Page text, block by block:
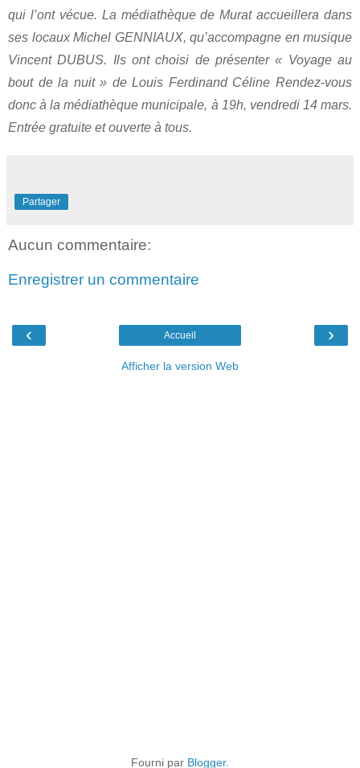
qui l’ont vécue. La médiathèque de Murat accueillera dans
ses locaux Michel GENNIAUX, qu’accompagne en musique
Vincent DUBUS. Ils ont choisi de présenter « Voyage au
bout de la nuit » de Louis Ferdinand Céline Rendez-vous
donc à la médiathèque municipale, à 19h, vendredi 14 mars.
Entrée gratuite et ouverte à tous.
Partager
Aucun commentaire:
Enregistrer un commentaire
‹ ›
Accueil
Afficher la version Web
Fourni par Blogger.